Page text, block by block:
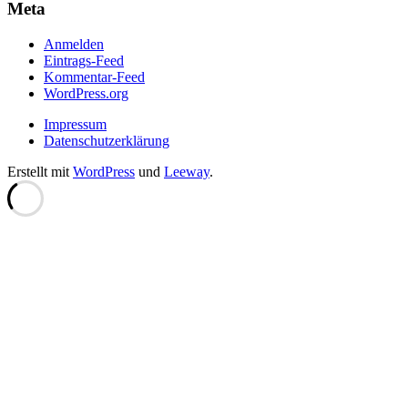
Meta
Anmelden
Eintrags-Feed
Kommentar-Feed
WordPress.org
Impressum
Datenschutzerklärung
Erstellt mit WordPress und Leeway.